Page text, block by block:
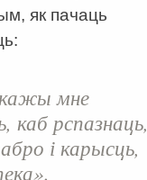
як пачаць
мне
каб
і карысць,